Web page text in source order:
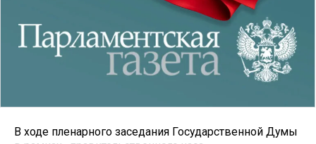
В ходе пленарного заседания Государственной Думы